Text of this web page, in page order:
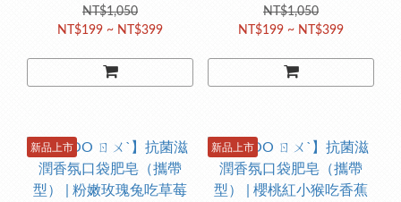
圓圓長頸鹿吃蘋果（藍風
鈴）植物性皂基
NT$1,050
NT$199 ~ NT$399
滿天星大象吃鳳梨（藍風
鈴）植物性皂基
NT$1,050
NT$199 ~ NT$399
新品上市 新品上市